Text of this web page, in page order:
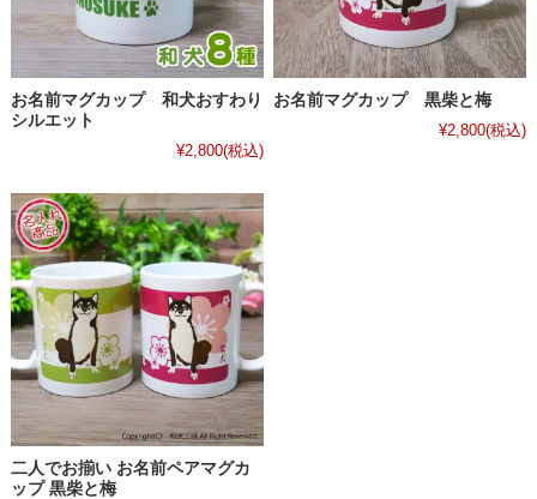
お名前マグカップ 和犬おすわり
シルエット
¥2,800(税込)
お名前マグカップ 黒柴と梅
¥2,800(税込)
二人でお揃い お名前ペアマグカ
ップ 黒柴と梅